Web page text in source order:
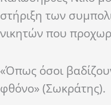
στήριξη των
νικητών που
«Όπως όσοι
φθόνο» (Σωκράτης).